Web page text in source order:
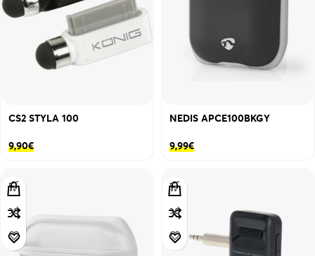
CS2 STYLA 100
9,90€
NEDIS APCE100BKGY
9,99€